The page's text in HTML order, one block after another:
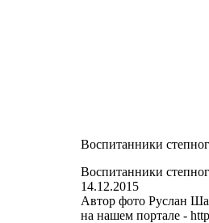
Воспитанники
Воспитанники
14.12.2015
Автор фото Руслан
на нашем портале -